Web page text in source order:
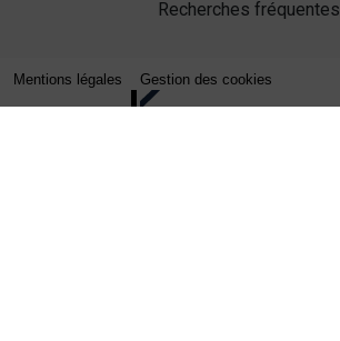
Recherches fréquentes
Mentions légales Gestion des cookies